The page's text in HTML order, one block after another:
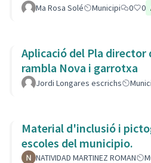
Ma Rosa Solé Municipi 0 0
Aplicació del Pla director
rambla Nova i garrotxa
Jordi Longares escrichs
Material d'inclusió i
escoles del municipio.
NATIVIDAD MARTINEZ ROMAN